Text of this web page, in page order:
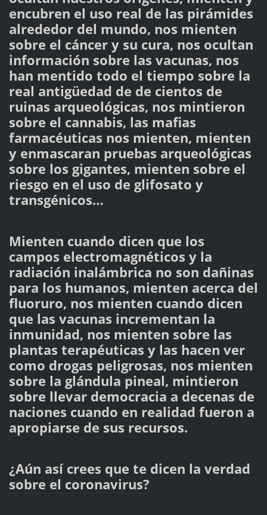
encubren el uso real de las pirámides
alrededor del mundo, nos mienten
sobre el cáncer y su cura, nos ocultan
información sobre las vacunas, nos
han mentido todo el tiempo sobre la
real antigüedad de de cientos de
ruinas arqueológicas, nos mintieron
sobre el cannabis, las mafias
farmacéuticas nos mienten, mienten
y enmascaran pruebas arqueológicas
sobre los gigantes, mienten sobre el
riesgo en el uso de glifosato y
transgénicos…
Mienten cuando dicen que los
campos electromagnéticos y la
radiación inalámbrica no son dañinas
para los humanos, mienten acerca del
fluoruro, nos mienten cuando dicen
que las vacunas incrementan la
inmunidad, nos mienten sobre las
plantas terapéuticas y las hacen ver
como drogas peligrosas, nos mienten
sobre la glándula pineal, mintieron
sobre llevar democracia a decenas de
naciones cuando en realidad fueron a
apropiarse de sus recursos.
¿Aún así crees que te dicen la verdad
sobre el coronavirus?